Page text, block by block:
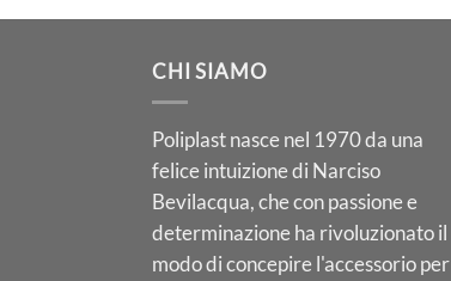
CHI SIAMO
Poliplast nasce nel 1970 da una
felice intuizione di Narciso
Bevilacqua, che con passione e
determinazione ha rivoluzionato il
modo di concepire l'accessorio per